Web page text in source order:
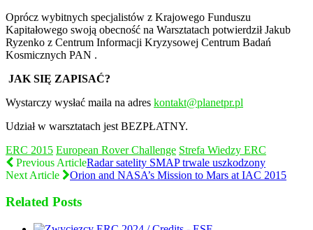
Oprócz wybitnych specjalistów z Krajowego Funduszu
Kapitałowego swoją obecność na Warsztatach potwierdził Jakub
Ryzenko z Centrum Informacji Kryzysowej Centrum Badań
Kosmicznych PAN .
JAK SIĘ ZAPISAĆ?
Wystarczy wysłać maila na adres kontakt@planetpr.pl
Udział w warsztatach jest BEZPŁATNY.
ERC 2015 European Rover Challenge Strefa Wiedzy ERC
Previous ArticleRadar satelity SMAP trwale uszkodzony
Next Article
Orion and NASA’s Mission to Mars at IAC 2015
Related Posts